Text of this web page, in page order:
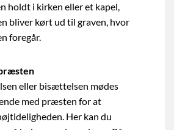
holdt i kirken eller et kapel,
bliver kørt ud til graven, hvor
foregår.
eller bisættelsen mødes
med præsten for at
Her kan du